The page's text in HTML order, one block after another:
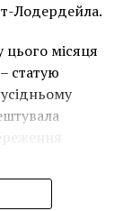
Лодердейла.
місяця
статую